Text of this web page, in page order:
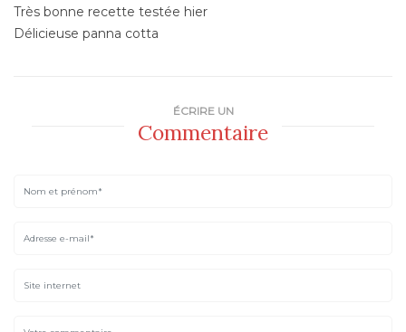
Très bonne recette testée hier
Délicieuse panna cotta
ÉCRIRE UN
Commentaire